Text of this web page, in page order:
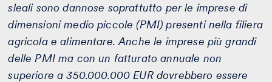
sleali sono dannose soprattutto per le imprese di
dimensioni medio piccole (PMI) presenti nella filiera
agricola e alimentare. Anche le imprese più grandi
delle PMI ma con un fatturato annuale non
superiore a 350.000.000 EUR dovrebbero essere